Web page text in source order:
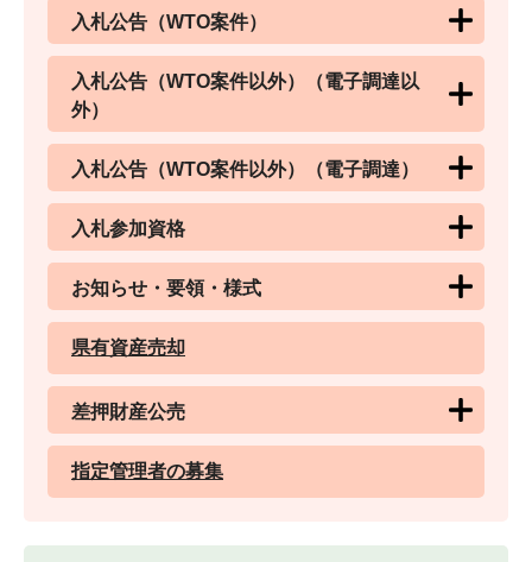
入札公告（WTO案件）
入札公告（WTO案件以外）（電子調達以
外）
入札公告（WTO案件以外）（電子調達）
入札参加資格
お知らせ・要領・様式
県有資産売却
差押財産公売
指定管理者の募集